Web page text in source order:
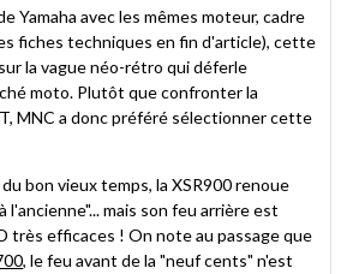
Yamaha avec les mêmes moteur, cadre
fiches techniques en fin d'article), cette
la vague néo-rétro qui déferle
moto. Plutôt que confronter la
MNC a donc préféré sélectionner cette
bon vieux temps, la XSR900 renoue
l'ancienne"... mais son feu arrière est
très efficaces ! On note au passage que
, le feu avant de la "neuf cents" n'est